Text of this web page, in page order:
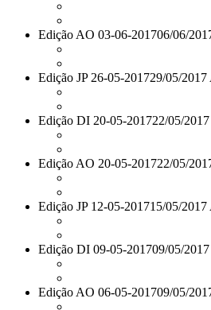
Edição AO 03-06-201706/06/
Edição JP 26-05-201729/05/2017
Edição DI 20-05-201722/05/2017
Edição AO 20-05-201722/05/
Edição JP 12-05-201715/05/2017
Edição DI 09-05-201709/05/2017
Edição AO 06-05-201709/05/